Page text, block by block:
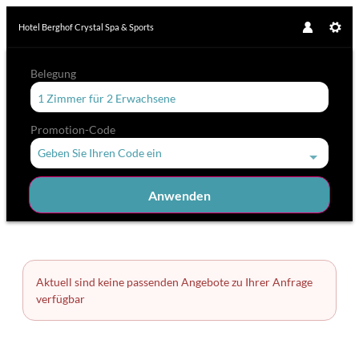
Belegung
1 Zimmerfür 2 Erwachsene
Promotion-Code
Geben Sie Ihren Code ein
Anwenden
Hotel Berghof Crystal Spa & Sports
Zimmerdetails
Aktuell sind keine passenden Angebote zu Ihrer Anfrage
verfügbar